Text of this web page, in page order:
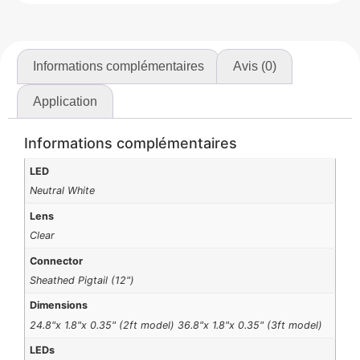
Informations complémentaires Avis (0)
Application
Informations complémentaires
LED
Neutral White
Lens
Clear
Connector
Sheathed Pigtail (12")
Dimensions
24.8"x 1.8"x 0.35" (2ft model) 36.8"x 1.8"x 0.35" (3ft model)
LEDs